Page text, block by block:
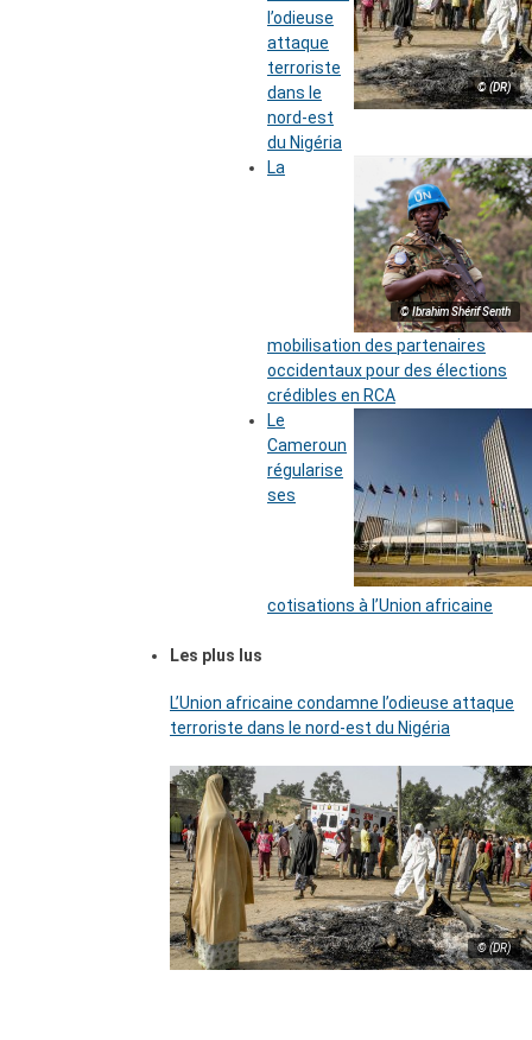
© (DR)
l’odieuse
attaque
terroriste
dans le
nord-est
du Nigéria
© Ibrahim Shérif Senth
La
mobilisation des partenaires
occidentaux pour des élections
crédibles en RCA
Le
Cameroun
régularise
ses
cotisations à l’Union africaine
Les plus lus
L’Union africaine condamne l’odieuse attaque
terroriste dans le nord-est du Nigéria
© (DR)